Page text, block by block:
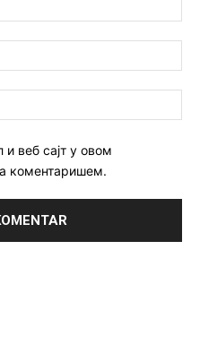
и веб сајт у овом
коментаришем.